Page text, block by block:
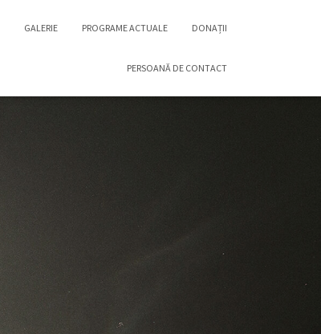
GALERIE PROGRAME ACTUALE DONAȚII
PERSOANĂ DE CONTACT